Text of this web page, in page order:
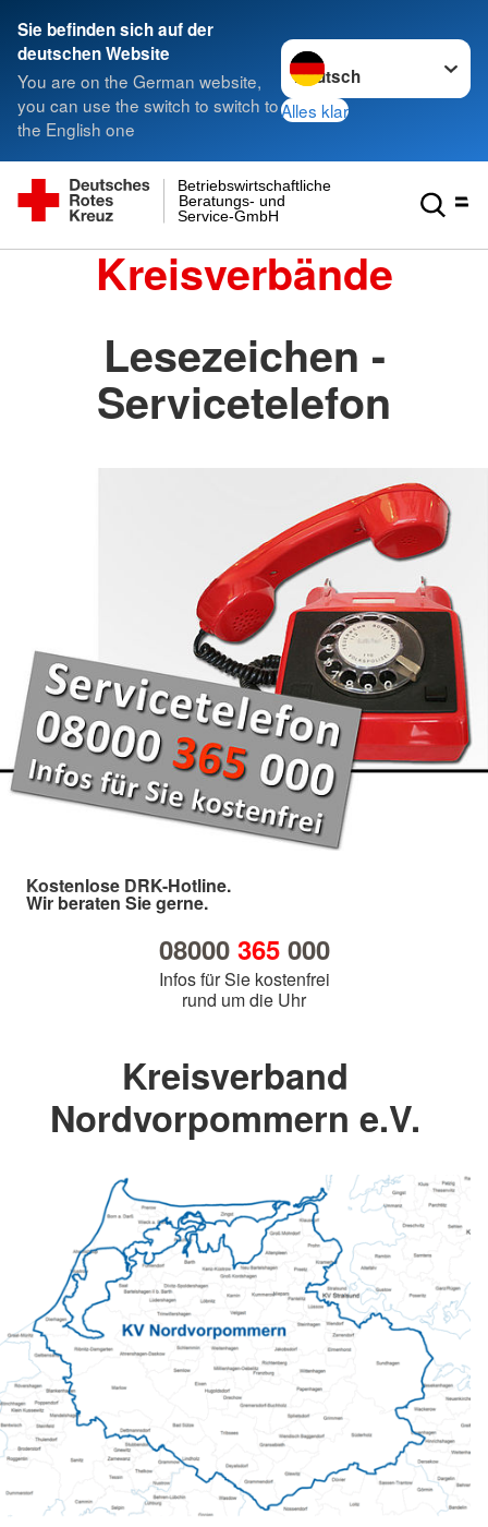
Sie befinden sich auf der
deutschen Website
You are on the German website,
you can use the switch to switch to
the English one
Sprache wechseln zu
Alles klar
Service-GmbH
Beratungs- und
Betriebswirtschaftliche
Kreisverbände
Lesezeichen -
Servicetelefon
Kostenlose DRK-Hotline.
Wir beraten Sie gerne.
08000 365000
Infos für Sie kostenfrei
rund um die Uhr
Kreisverband
Nordvorpommern e.V.